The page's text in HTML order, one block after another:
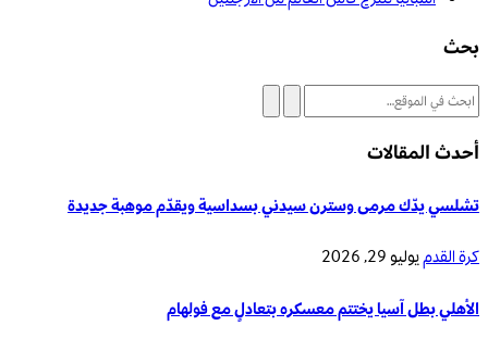
بحث
أحدث المقالات
تشلسي يدّك مرمى وسترن سيدني بسداسية ويقدّم موهبة جديدة
كرة القدميوليو 29, 2026
الأهلي بطل آسيا يختتم معسكره بتعادلٍ مع فولهام